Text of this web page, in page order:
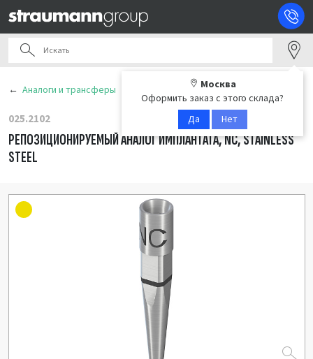
Москва
Оформить заказ с этого склада?
Да
Нет
Аналоги и трансферы
025.2102
РЕПОЗИЦИОНИРУЕМЫЙ АНАЛОГ ИМПЛАНТАТА, NC, STAINLESS
STEEL